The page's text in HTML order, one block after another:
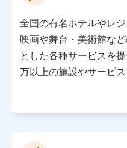
所・代表者名】
当該個人データを取り扱う
り）
東京都千代田区永田町2丁
株式会社NTTドコモ 代表
東京都中央区日本橋人形
ビル 3F
全国の有名ホテルやレ
映画や舞台・美術館な
とした各種サービスを
万以上の施設やサービ